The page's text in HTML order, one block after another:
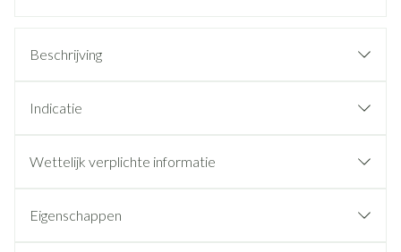
Beschrijving
Indicatie
Wettelijk verplichte informatie
Eigenschappen